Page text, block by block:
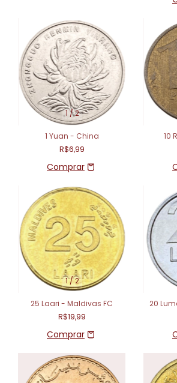
1/2
1 Yuan - China
R$6,99
10
1/2
25 Laari - Maldivas FC
R$19,99
20